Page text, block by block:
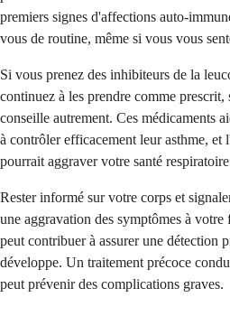
premiers signes d'affections auto-
vous de routine, même si vous vous
Si vous prenez des inhibiteurs de la
continuez à les prendre comme
conseille autrement. Ces médicaments
à contrôler efficacement leur asthme, et
pourrait aggraver votre santé
Rester informé sur votre corps et
une aggravation des symptômes à votre
peut contribuer à assurer une détection
développe. Un traitement précoce
peut prévenir des complications graves.